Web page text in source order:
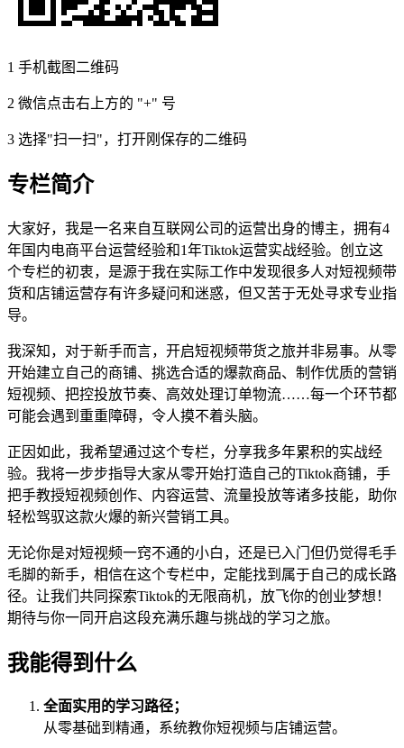
1 手机截图二维码
2 微信点击右上方的 "+" 号
3 选择"扫一扫"，打开刚保存的二维码
专栏简介
大家好，我是一名来自互联网公司的运营出身的博主，拥有4
年国内电商平台运营经验和1年Tiktok运营实战经验。创立这
个专栏的初衷，是源于我在实际工作中发现很多人对短视频带
货和店铺运营存有许多疑问和迷惑，但又苦于无处寻求专业指
导。
我深知，对于新手而言，开启短视频带货之旅并非易事。从零
开始建立自己的商铺、挑选合适的爆款商品、制作优质的营销
短视频、把控投放节奏、高效处理订单物流……每一个环节都
可能会遇到重重障碍，令人摸不着头脑。
正因如此，我希望通过这个专栏，分享我多年累积的实战经
验。我将一步步指导大家从零开始打造自己的Tiktok商铺，手
把手教授短视频创作、内容运营、流量投放等诸多技能，助你
轻松驾驭这款火爆的新兴营销工具。
无论你是对短视频一窍不通的小白，还是已入门但仍觉得毛手
毛脚的新手，相信在这个专栏中，定能找到属于自己的成长路
径。让我们共同探索Tiktok的无限商机，放飞你的创业梦想！
期待与你一同开启这段充满乐趣与挑战的学习之旅。
我能得到什么
全面实用的学习路径；
从零基础到精通，系统教你短视频与店铺运营。